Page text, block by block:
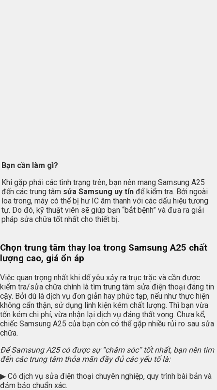
Bạn cần làm gì?
Khi gặp phải các tình trạng trên, bạn nên mang Samsung A25
đến các trung tâm sửa Samsung uy tín để kiểm tra. Bởi ngoài
loa trong, máy có thể bị hư IC âm thanh với các dấu hiệu tương
tự. Do đó, kỹ thuật viên sẽ giúp bạn “bắt bệnh” và đưa ra giải
pháp sửa chữa tốt nhất cho thiết bị.
Chọn trung tâm thay loa trong Samsung A25 chất
lượng cao, giá ổn áp
Việc quan trọng nhất khi dế yêu xảy ra trục trặc và cần được
kiểm tra/sửa chữa chính là tìm trung tâm sửa điện thoại đáng tin
cậy. Bởi dù là dịch vụ đơn giản hay phức tạp, nếu như thực hiện
không cẩn thận, sử dụng linh kiện kém chất lượng. Thì bạn vừa
tốn kém chi phí, vừa nhận lại dịch vụ đáng thất vọng. Chưa kể,
chiếc Samsung A25 của bạn còn có thể gặp nhiều rủi ro sau sửa
chữa.
Để Samsung A25 có được sự “chăm sóc” tốt nhất, bạn nên tìm
đến các trung tâm thỏa mãn đầy đủ các yếu tố là:
▶ Có dịch vụ sửa điện thoại chuyên nghiệp, quy trình bài bản và
đảm bảo chuẩn xác.